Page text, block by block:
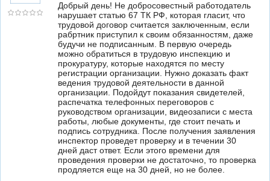
Добрый день! Не добросовестный работодатель
нарушает статью 67 ТК РФ, которая гласит, что
трудовой договор считается заключенным, если
рабртник приступил к своим обязанностям, даже
будучи не подписанным. В первую очередь
можно обратиться в трудовую инспекцию и
прокуратуру, которые находятся по месту
регистрации организации. Нужно доказать факт
ведения трудовой деятельности в данной
организации. Подойдут показания свидетелей,
распечатка телефонных переговоров с
руководством организации, видеозаписи с места
работы, любые документы, где стоит печать и
подпись сотрудника. После получения заявления
инспектор проведет проверку и в течении 30
дней даст ответ. Если этого времени для
проведения проверки не достаточно, то проверка
продляется еще на 30 дней, но не более.